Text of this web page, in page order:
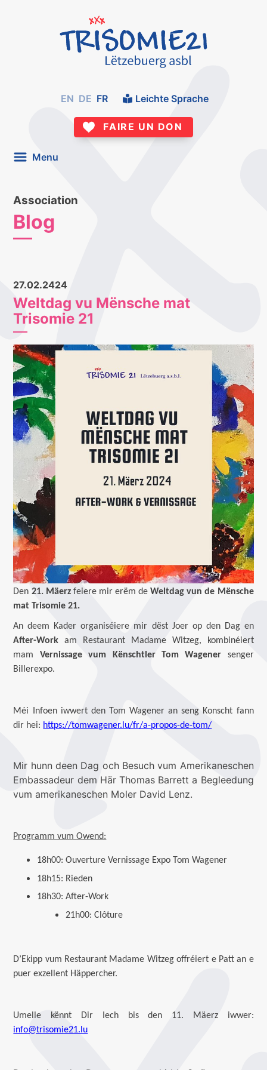
EN DE FR Leichte Sprache
FAIRE UN DON
Menu
Association
Blog
27.02.2424
Weltdag vu Mënsche mat
Trisomie 21
Den 21. Mäerzfeiere mir erëm deWeltdag vun de Mënsche
mat Trisomie 21.
An deem Kader organiséiere mir dëst Joer op den Dag en
After-Work am Restaurant Madame Witzeg, kombinéiert
mam Vernissage vum Kënschtler Tom Wagener senger
Billerexpo.
Méi Infoen iwwert den Tom Wagener an seng Konscht fann
dir hei: https://tomwagener.lu/fr/a-propos-de-tom/
Mir hunn deen Dag och Besuch vum Amerikaneschen
Embassadeur dem Här Thomas Barrett a Begleedung
vum amerikaneschen Moler David Lenz.
Programm vum Owend:
18h00: Ouverture Vernissage Expo Tom Wagener
18h15: Rieden
18h30: After-Work
21h00: Clôture
D’Ekipp vum Restaurant Madame Witzeg offréiert e Patt an e
puer exzellent Häppercher.
Umelle kënnt Dir Iech bis den 11. Mäerz iwwer:
info@trisomie21.lu